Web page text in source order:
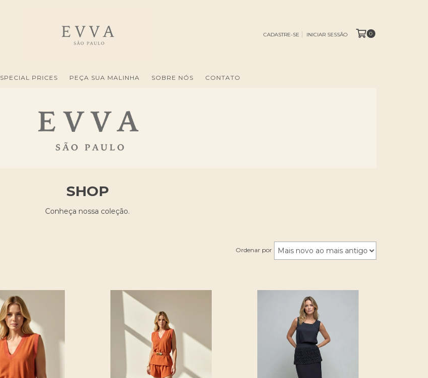
CADASTRE-SE INICIAR SESSÃO 0
SPECIAL PRICES PEÇA SUA MALINHA SOBRE NÓS CONTATO
SHOP
Conheça nossa coleção.
Ordenar por